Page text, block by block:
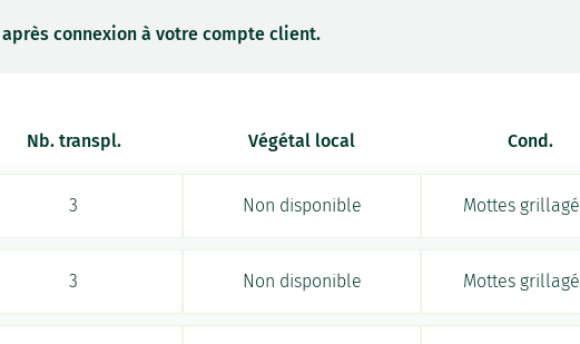
connexion à votre compte client.
Nb. transpl. Végétal local Cond.
3 Non disponible Mottes
3 Non disponible Mottes